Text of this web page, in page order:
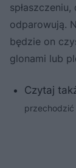
odparowują.
będzie on
glonami lub
Czytaj
przechodzić